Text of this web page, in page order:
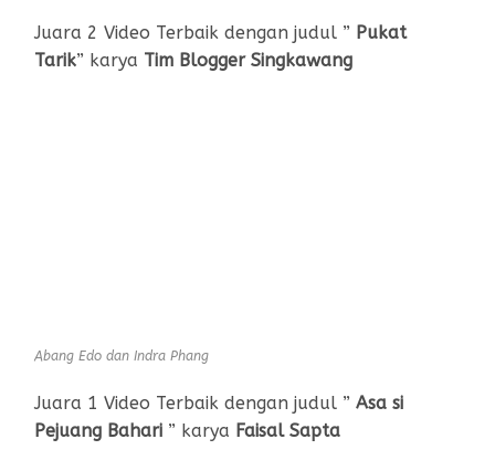
Juara 2 Video Terbaik dengan judul ” Pukat
Tarik” karya Tim Blogger Singkawang
Abang Edo dan Indra Phang
Juara 1 Video Terbaik dengan judul ”Asa si
Pejuang Bahari ” karya Faisal Sapta